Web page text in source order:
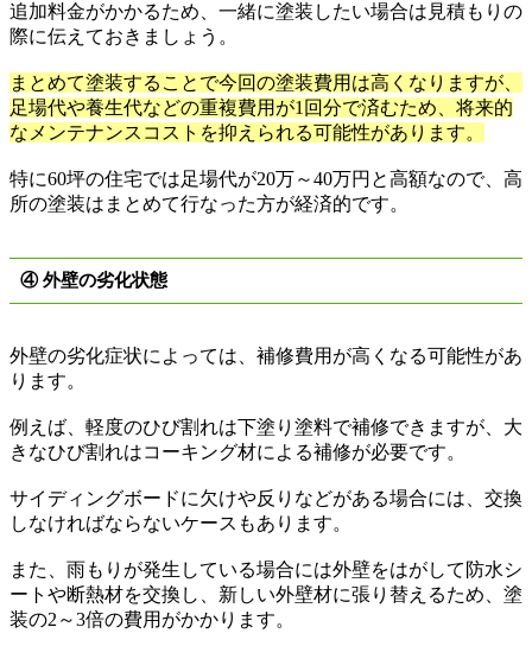
追加料金がかかるため、一緒に塗装したい場合は見積もりの
際に伝えておきましょう。
まとめて塗装することで今回の塗装費用は高くなりますが、
足場代や養生代などの重複費用が1 回分で済むため、将来的
なメンテナンスコストを抑えられる可能性があります。
特に60坪の住宅では足場代が20万～40万円と高額なので、高
所の塗装はまとめて行なった方が経済的です。
④ 外壁の劣化状態
外壁の劣化症状によっては、補修費用が高くなる可能性があ
ります。
例えば、軽度のひび割れは下塗り塗料で補修できますが、大
きなひび割れはコーキング材による補修が必要です。
サイディングボードに欠けや反りなどがある場合には、交換
しなければならないケースもあります。
また、雨もりが発生している場合には外壁をはがして防水シ
ートや断熱材を交換し、新しい外壁材に張り替えるため、塗
装の2 ～3倍の費用がかかります。